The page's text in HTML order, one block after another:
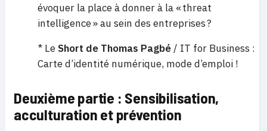
évoquer la place à donner à la « threat
intelligence » au sein des entreprises ?
* LeShort de Thomas Pagbé/ IT for Business :
Carte d’identité numérique, mode d’emploi !
Deuxième partie : Sensibilisation,
acculturation et prévention